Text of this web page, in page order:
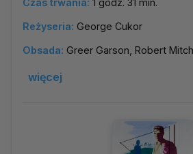
Czas trwania: 1 godz. 31 min.
Reżyseria: George Cukor
Obsada: Greer Garson, Robert
więcej